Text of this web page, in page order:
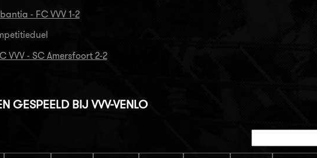
- FC VVV 1-2
VVV - SC Amersfoort 2-2
GESPEELD BIJ VVV-VENLO